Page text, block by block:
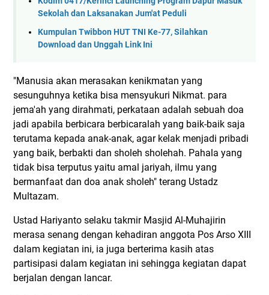
Sekolah dan Laksanakan Jum'at Peduli
Kumpulan Twibbon HUT TNI Ke-77, Silahkan
Download dan Unggah Link Ini
"Manusia akan merasakan kenikmatan yang
sesunguhnya ketika bisa mensyukuri Nikmat. para
jema'ah yang dirahmati, perkataan adalah sebuah doa
jadi apabila berbicara berbicaralah yang baik-baik saja
terutama kepada anak-anak, agar kelak menjadi pribadi
yang baik, berbakti dan sholeh sholehah. Pahala yang
tidak bisa terputus yaitu amal jariyah, ilmu yang
bermanfaat dan doa anak sholeh" terang Ustadz
Multazam.
Ustad Hariyanto selaku takmir Masjid Al-Muhajirin
merasa senang dengan kehadiran anggota Pos Arso XIII
dalam kegiatan ini, ia juga berterima kasih atas
partisipasi dalam kegiatan ini sehingga kegiatan dapat
berjalan dengan lancar.